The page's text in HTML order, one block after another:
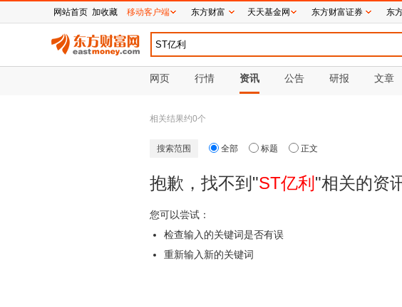
网页 行情 资讯 公告 研报 文章
相关结果约0个
搜索范围 全部 标题 正文
抱歉，找不到"ST亿利 "相关的资
您可以尝试：
检查输入的关键词是否有误
重新输入新的关键词
网站首页 加收藏 移动客户端 东方财富 天天基金网 东方财富证券 东